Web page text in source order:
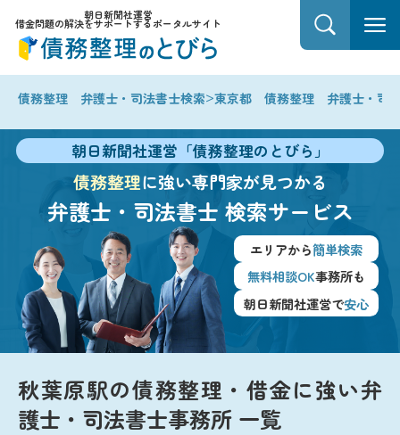
朝日新聞社運営
借金問題の解決をサポートするポータルサイト
債務整理 弁護士・司法書士検索>東京都 債務整理 弁護士・司
朝日新聞社運営「債務整理のとびら」
債務整理に強い専門家が見つかる
弁護士・司法書士 検索サービス
エリアから簡単検索
無料相談OK事務所も
朝日新聞社運営で安心
秋葉原駅の債務整理・借金に強い弁
護士・司法書士事務所 一覧